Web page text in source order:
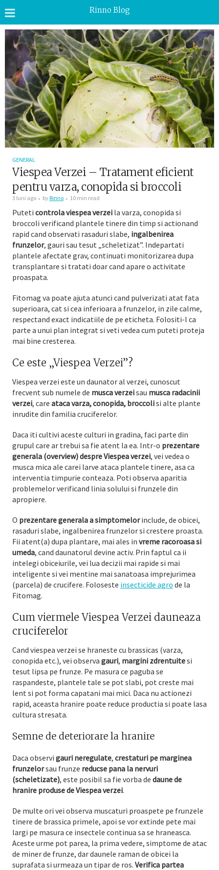
Rinno Blog
GENERAL
Viespea Verzei – Tratament eficient
pentru varza, conopida si broccoli
3 luni ago byRinno 10 min read
Puteti controla viespea verzei la varza, conopida si
broccoli verificand plantele tinere din timp si actionand
rapid cand observati rasaduri slabe, ingalbenirea
frunzelor, gauri sau tesut „scheletizat”. Indepartati
plantele afectate grav, continuati monitorizarea dupa
transplantare si tratati doar cand apare o activitate
proaspata.
Fitomag va poate ajuta atunci cand pulverizati atat fata
superioara, cat si cea inferioara a frunzelor, in zile calme,
respectand exact indicatiile de pe eticheta. Folositi-l ca
parte a unui plan integrat si veti vedea cum puteti proteja
mai bine cresterea.
Ce este „Viespea Verzei”?
Viespea verzei este un daunator al verzei, cunoscut
frecvent sub numele de musca verzeisau musca radacinii
verzei, care ataca varza, conopida, broccolisi alte plante
inrudite din familia cruciferelor.
Daca iti cultivi aceste culturi in gradina, faci parte din
grupul care ar trebui sa fie atent la ea. Intr-o prezentare
generala (overview) despre Viespea verzei, vei vedea o
musca mica ale carei larve ataca plantele tinere, asa ca
interventia timpurie conteaza. Poti observa aparitia
problemelor verificand linia solului si frunzele din
apropiere.
O prezentare generala a simptomelorinclude, de obicei,
rasaduri slabe, ingalbenirea frunzelor si crestere proasta.
Fii atent(a) dupa plantare, mai ales in vreme racoroasa si
umeda, cand daunatorul devine activ. Prin faptul ca ii
intelegi obiceiurile, vei lua decizii mai rapide si mai
inteligente si vei mentine mai sanatoasa imprejurimea
(parcela) de crucifere. Foloseste insecticide agro de la
Fitomag.
Cum viermele Viespea Verzei dauneaza
cruciferelor
Cand viespea verzei se hraneste cu brassicas (varza,
conopida etc.), vei observa gauri, margini zdrentuitesi
tesut lipsa pe frunze. Pe masura ce paguba se
raspandeste, plantele tale se pot slabi, pot creste mai
lent si pot forma capatani mai mici. Daca nu actionezi
rapid, aceasta hranire poate reduce productia si poate lasa
cultura stresata.
Semne de deteriorare la hranire
Daca observi gauri neregulate, crestaturi pe marginea
frunzelorsau frunze reducse pana la nervuri
(scheletizate), este posibil sa fie vorba de daune de
hranire produse de Viespea verzei.
De multe ori vei observa muscaturi proaspete pe frunzele
tinere de brassica primele, apoi se vor extinde pete mai
largi pe masura ce insectele continua sa se hraneasca.
Aceste urme pot parea, la prima vedere, simptome de atac
de miner de frunze, dar daunele raman de obicei la
suprafata si urmeaza un tipar de ros. Verifica partea